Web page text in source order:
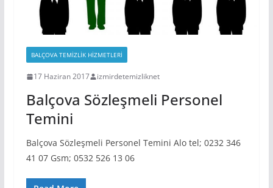
BALÇOVA TEMIZLIK HIZMETLERI
17 Haziran 2017 izmirdetemizliknet
Balçova Sözleşmeli Personel
Temini
Balçova Sözleşmeli Personel Temini Alo tel; 0232 346
41 07 Gsm; 0532 526 13 06